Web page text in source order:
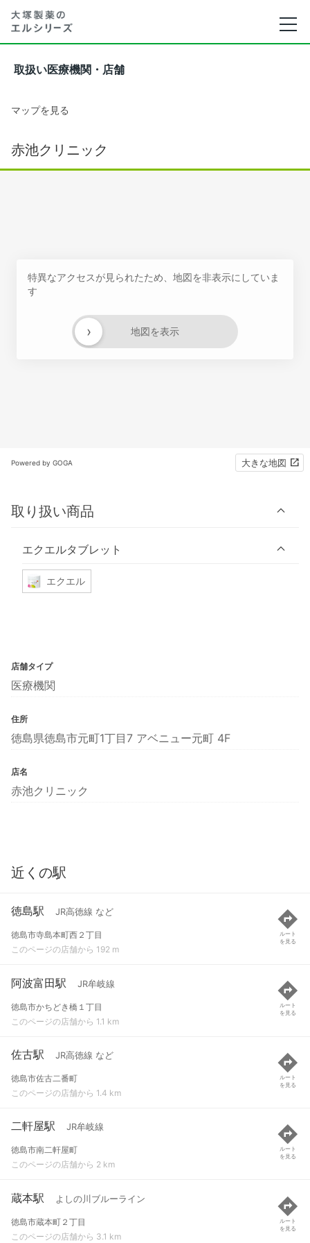
取扱い医療機関・店舗
マップを見る
赤池クリニック
特異なアクセスが見られたため、地図を非表示にしていま
す
地図を表示
›
Powered by GOGA 大きな地図
取り扱い商品
エクエルタブレット
エクエル
店舗タイプ
医療機関
住所
徳島県徳島市元町1丁目7 アベニュー元町 4F
店名
赤池クリニック
近くの駅
徳島駅 JR高徳線 など
徳島市寺島本町西２丁目
このページの店舗から 192 m
ルート
を見る
阿波富田駅 JR牟岐線
徳島市かちどき橋１丁目
このページの店舗から 1.1 km
ルート
を見る
佐古駅 JR高徳線 など
徳島市佐古二番町
このページの店舗から 1.4 km
ルート
を見る
二軒屋駅 JR牟岐線
徳島市南二軒屋町
このページの店舗から 2 km
ルート
を見る
蔵本駅 よしの川ブルーライン
徳島市蔵本町２丁目
このページの店舗から 3.1 km
ルート
を見る